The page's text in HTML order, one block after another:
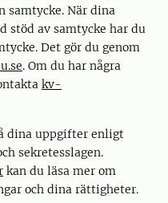
samtycke. När dina
stöd av samtycke har du
Det gör du genom
. Om du har några
kv-
dina uppgifter enligt
sekretesslagen.
kan du läsa mer om
och dina rättigheter.